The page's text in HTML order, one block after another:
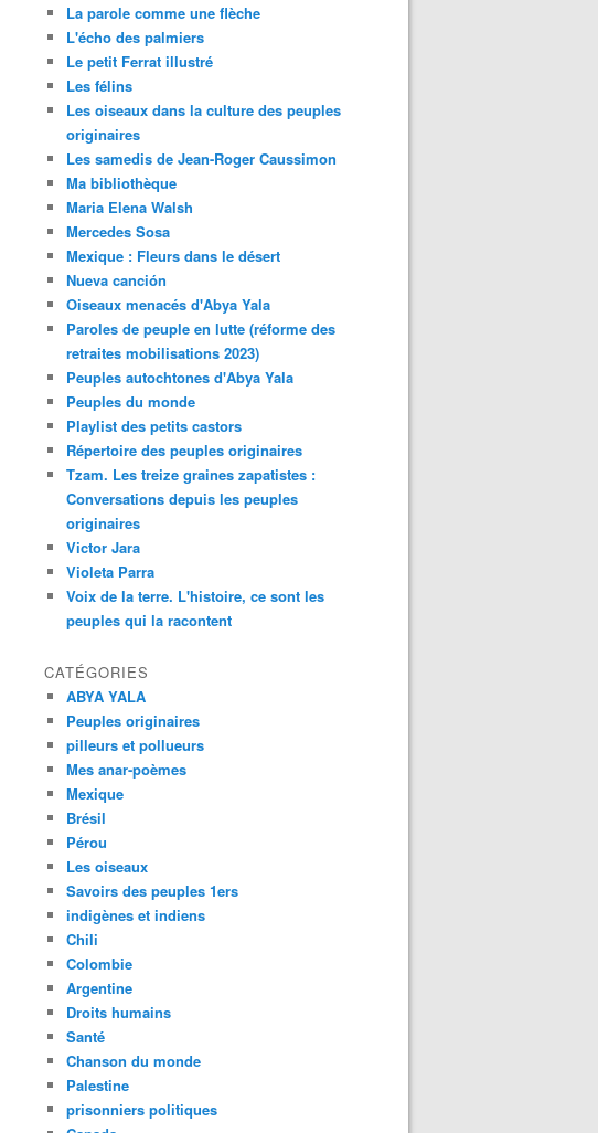
La parole comme une flèche
L'écho des palmiers
Le petit Ferrat illustré
Les félins
Les oiseaux dans la culture des peuples
originaires
Les samedis de Jean-Roger Caussimon
Ma bibliothèque
Maria Elena Walsh
Mercedes Sosa
Mexique : Fleurs dans le désert
Nueva canción
Oiseaux menacés d'Abya Yala
Paroles de peuple en lutte (réforme des
retraites mobilisations 2023)
Peuples autochtones d'Abya Yala
Peuples du monde
Playlist des petits castors
Répertoire des peuples originaires
Tzam. Les treize graines zapatistes :
Conversations depuis les peuples
originaires
Victor Jara
Violeta Parra
Voix de la terre. L'histoire, ce sont les
peuples qui la racontent
CATÉGORIES
ABYA YALA
Peuples originaires
pilleurs et pollueurs
Mes anar-poèmes
Mexique
Brésil
Pérou
Les oiseaux
Savoirs des peuples 1ers
indigènes et indiens
Chili
Colombie
Argentine
Droits humains
Santé
Chanson du monde
Palestine
prisonniers politiques